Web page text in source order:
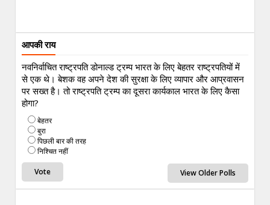
आपकी राय
नवनिर्वाचित राष्ट्रपति डोनाल्ड ट्रम्प भारत के लिए बेहतर राष्ट्रपतियों में
से एक थे। बेशक वह अपने देश की सुरक्षा के लिए व्यापार और आप्रवासन
पर सख्त है। तो राष्ट्रपति ट्रम्प का दूसरा कार्यकाल भारत के लिए कैसा
होगा?
बेहतर
बुरा
पिछली बार की तरह
निश्चित नहीं
View Older Polls